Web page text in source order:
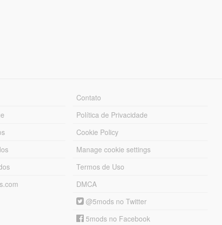
Contato
Política de Privacidade
Cookie Policy
Manage cookie settings
Termos de Uso
DMCA
@5mods no Twitter
5mods no Facebook